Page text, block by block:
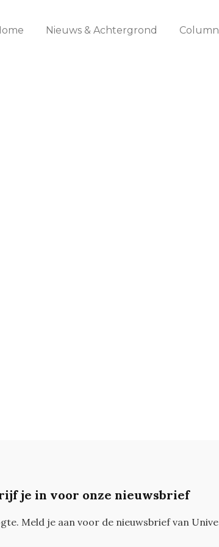
Nieuws & Achtergrond
je in voor onze nieuwsbrief
Meld je aan voor de nieuwsbrief van